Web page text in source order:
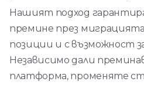
Нашият подход
премине през миграцията
позиции и с възможност
Независимо дали
платформа, променяте